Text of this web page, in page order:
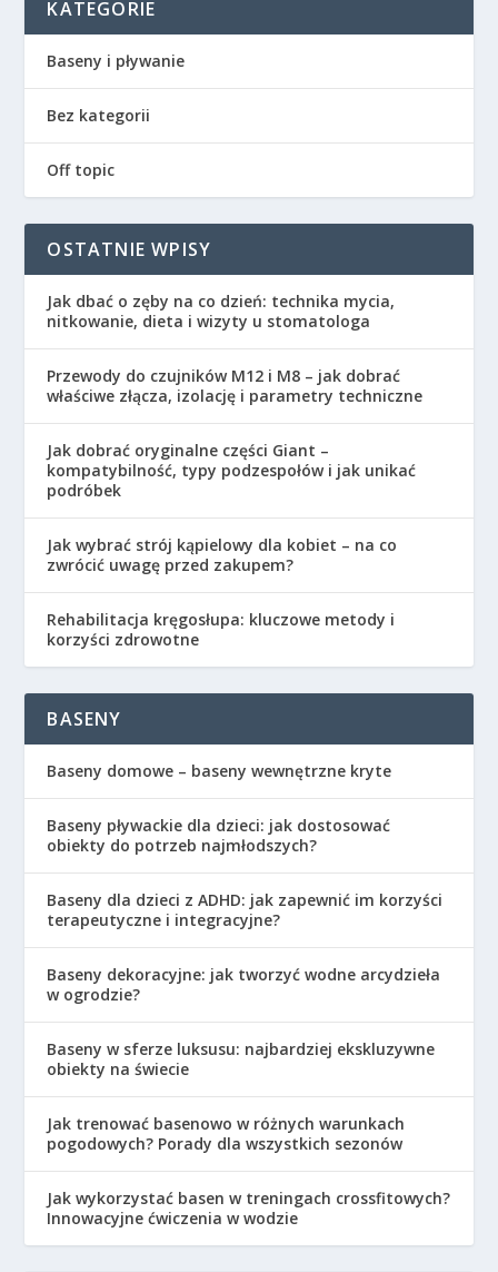
KATEGORIE
Baseny i pływanie
Bez kategorii
Off topic
OSTATNIE WPISY
Jak dbać o zęby na co dzień: technika mycia,
nitkowanie, dieta i wizyty u stomatologa
Przewody do czujników M12 i M8 – jak dobrać
właściwe złącza, izolację i parametry techniczne
Jak dobrać oryginalne części Giant –
kompatybilność, typy podzespołów i jak unikać
podróbek
Jak wybrać strój kąpielowy dla kobiet – na co
zwrócić uwagę przed zakupem?
Rehabilitacja kręgosłupa: kluczowe metody i
korzyści zdrowotne
BASENY
Baseny domowe – baseny wewnętrzne kryte
Baseny pływackie dla dzieci: jak dostosować
obiekty do potrzeb najmłodszych?
Baseny dla dzieci z ADHD: jak zapewnić im korzyści
terapeutyczne i integracyjne?
Baseny dekoracyjne: jak tworzyć wodne arcydzieła
w ogrodzie?
Baseny w sferze luksusu: najbardziej ekskluzywne
obiekty na świecie
Jak trenować basenowo w różnych warunkach
pogodowych? Porady dla wszystkich sezonów
Jak wykorzystać basen w treningach crossfitowych?
Innowacyjne ćwiczenia w wodzie